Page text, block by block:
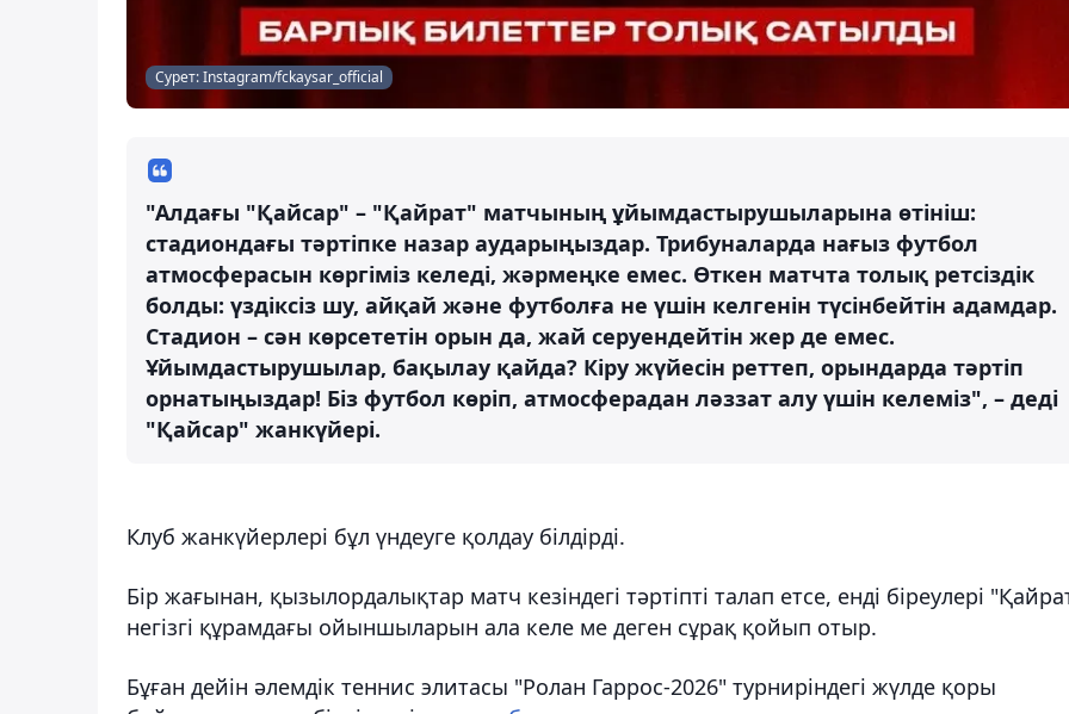
Сурет: Instagram/fckaysar_official
"Алдағы "Қайсар" – "Қайрат" матчының ұйымдастырушыларына өтініш:
стадиондағы тәртіпке назар аударыңыздар. Трибуналарда нағыз футбол
атмосферасын көргіміз келеді, жәрмеңке емес. Өткен матчта толық ретсіздік
болды: үздіксіз шу, айқай және футболға не үшін келгенін түсінбейтін адамдар.
Стадион – сән көрсететін орын да, жай серуендейтін жер де емес.
Ұйымдастырушылар, бақылау қайда? Кіру жүйесін реттеп, орындарда тәртіп
орнатыңыздар! Біз футбол көріп, атмосферадан ләззат алу үшін келеміз", – деді
"Қайсар" жанкүйері.
Клуб жанкүйерлері бұл үндеуге қолдау білдірді.
Бір жағынан, қызылордалықтар матч кезіндегі тәртіпті талап етсе, енді біреулері
негізгі құрамдағы ойыншыларын ала келе ме деген сұрақ қойып отыр.
Бұған дейін әлемдік теннис элитасы "Ролан Гаррос-2026" турниріндегі жүлде қоры